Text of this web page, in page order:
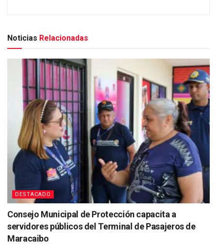
Noticias Relacionadas
DESTACADO
Consejo Municipal de Protección capacita a
servidores públicos del Terminal de Pasajeros de
Maracaibo